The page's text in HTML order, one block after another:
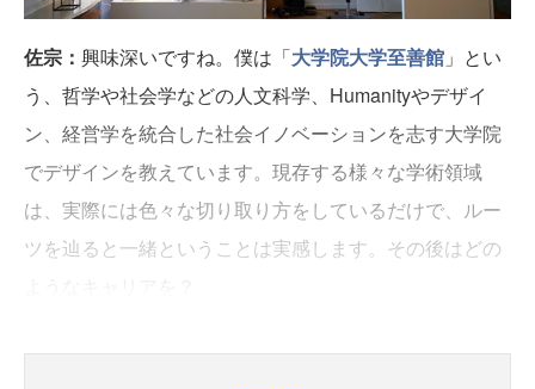
佐宗： 興味深いですね。僕は「大学院大学至善館 」とい
う、哲学や社会学などの人文科学、Humanityやデザイ
ン、経営学を統合した社会イノベーションを志す大学院
でデザインを教えています。現存する様々な学術領域
は、実際には色々な切り取り方をしているだけで、ルー
ツを辿ると一緒ということは実感します。その後はどの